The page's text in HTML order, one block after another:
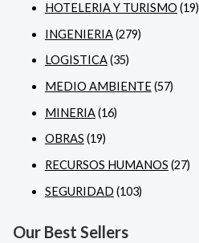
HOTELERIA Y TURISMO (19)
INGENIERIA(279)
LOGISTICA(35)
MEDIO AMBIENTE(57)
MINERIA(16)
OBRAS (19)
RECURSOS HUMANOS (27)
SEGURIDAD (103)
Our Best Sellers